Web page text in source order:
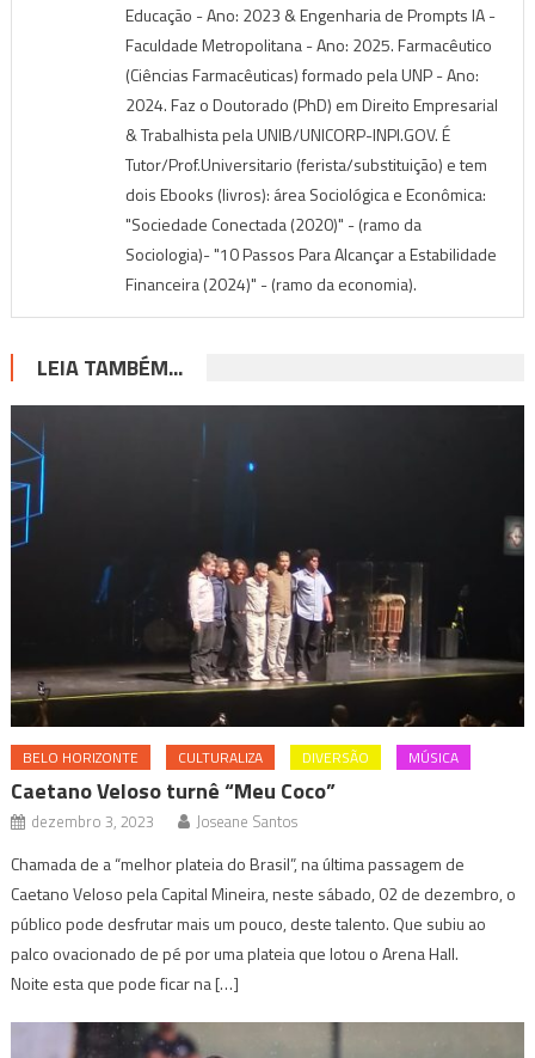
Educação - Ano: 2023 & Engenharia de Prompts IA -
Faculdade Metropolitana - Ano: 2025. Farmacêutico
(Ciências Farmacêuticas) formado pela UNP - Ano:
2024. Faz o Doutorado (PhD) em Direito Empresarial
& Trabalhista pela UNIB/UNICORP-INPI.GOV. É
Tutor/Prof.Universitario (ferista/substituição) e tem
dois Ebooks (livros): área Sociológica e Econômica:
"Sociedade Conectada (2020)" - (ramo da
Sociologia)- "10 Passos Para Alcançar a Estabilidade
Financeira (2024)" - (ramo da economia).
LEIA TAMBÉM...
BELO HORIZONTE CULTURALIZA DIVERSÃO MÚSICA
Caetano Veloso turnê “Meu Coco”
dezembro 3, 2023 Joseane Santos
Chamada de a “melhor plateia do Brasil”, na última passagem de
Caetano Veloso pela Capital Mineira, neste sábado, 02 de dezembro, o
público pode desfrutar mais um pouco, deste talento. Que subiu ao
palco ovacionado de pé por uma plateia que lotou o Arena Hall.
Noite esta que pode ficar na […]